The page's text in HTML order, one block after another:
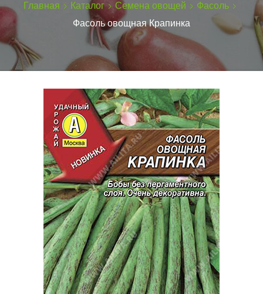
Главная Каталог Семена овощей
Фасоль
Фасоль овощная Крапинка